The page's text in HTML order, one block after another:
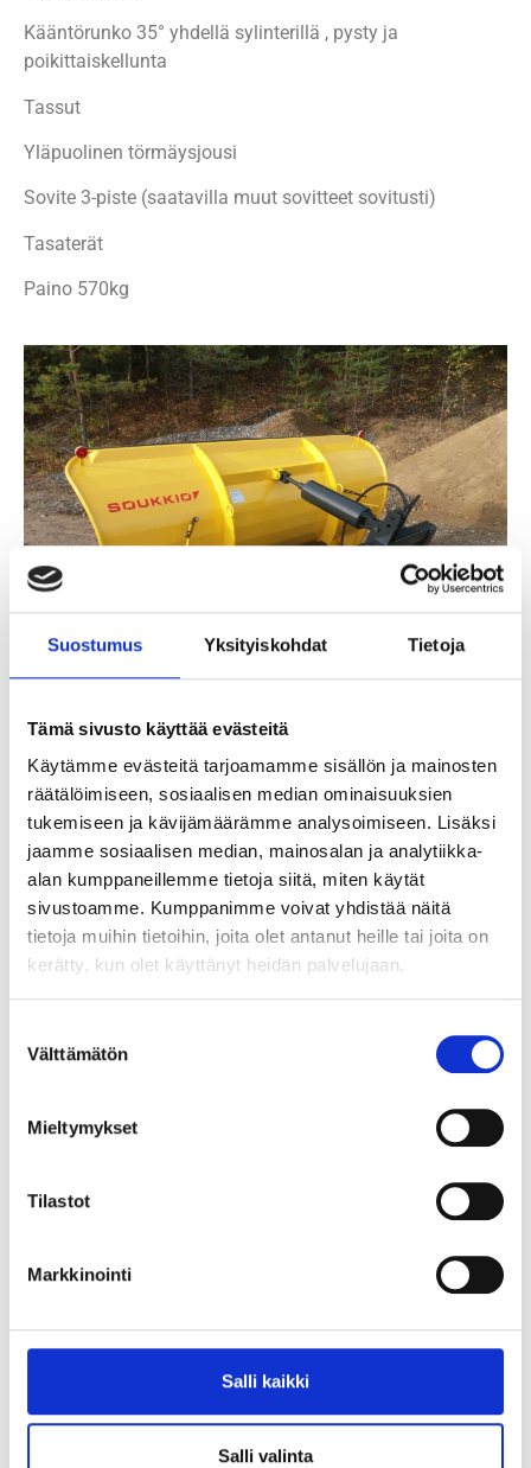
Suostumus Yksityiskohdat Tietoja
Tämä sivusto käyttää evästeitä
Käytämme evästeitä tarjoamamme sisällön ja mainosten
räätälöimiseen, sosiaalisen median ominaisuuksien
tukemiseen ja kävijämäärämme analysoimiseen. Lisäksi
jaamme sosiaalisen median, mainosalan ja analytiikka-
alan kumppaneillemme tietoja siitä, miten käytät
sivustoamme. Kumppanimme voivat yhdistää näitä
tietoja muihin tietoihin, joita olet antanut heille tai joita on
kerätty, kun olet käyttänyt heidän palvelujaan.
valinta
Välttämätön
Mieltymykset
Tilastot
Markkinointi
Salli kaikki
Salli valinta
Kääntörunko 35° yhdellä sylinterillä , pysty ja
poikittaiskellunta
Tassut
Yläpuolinen törmäysjousi
Sovite 3-piste (saatavilla muut sovitteet sovitusti)
Tasaterät
Paino 570kg